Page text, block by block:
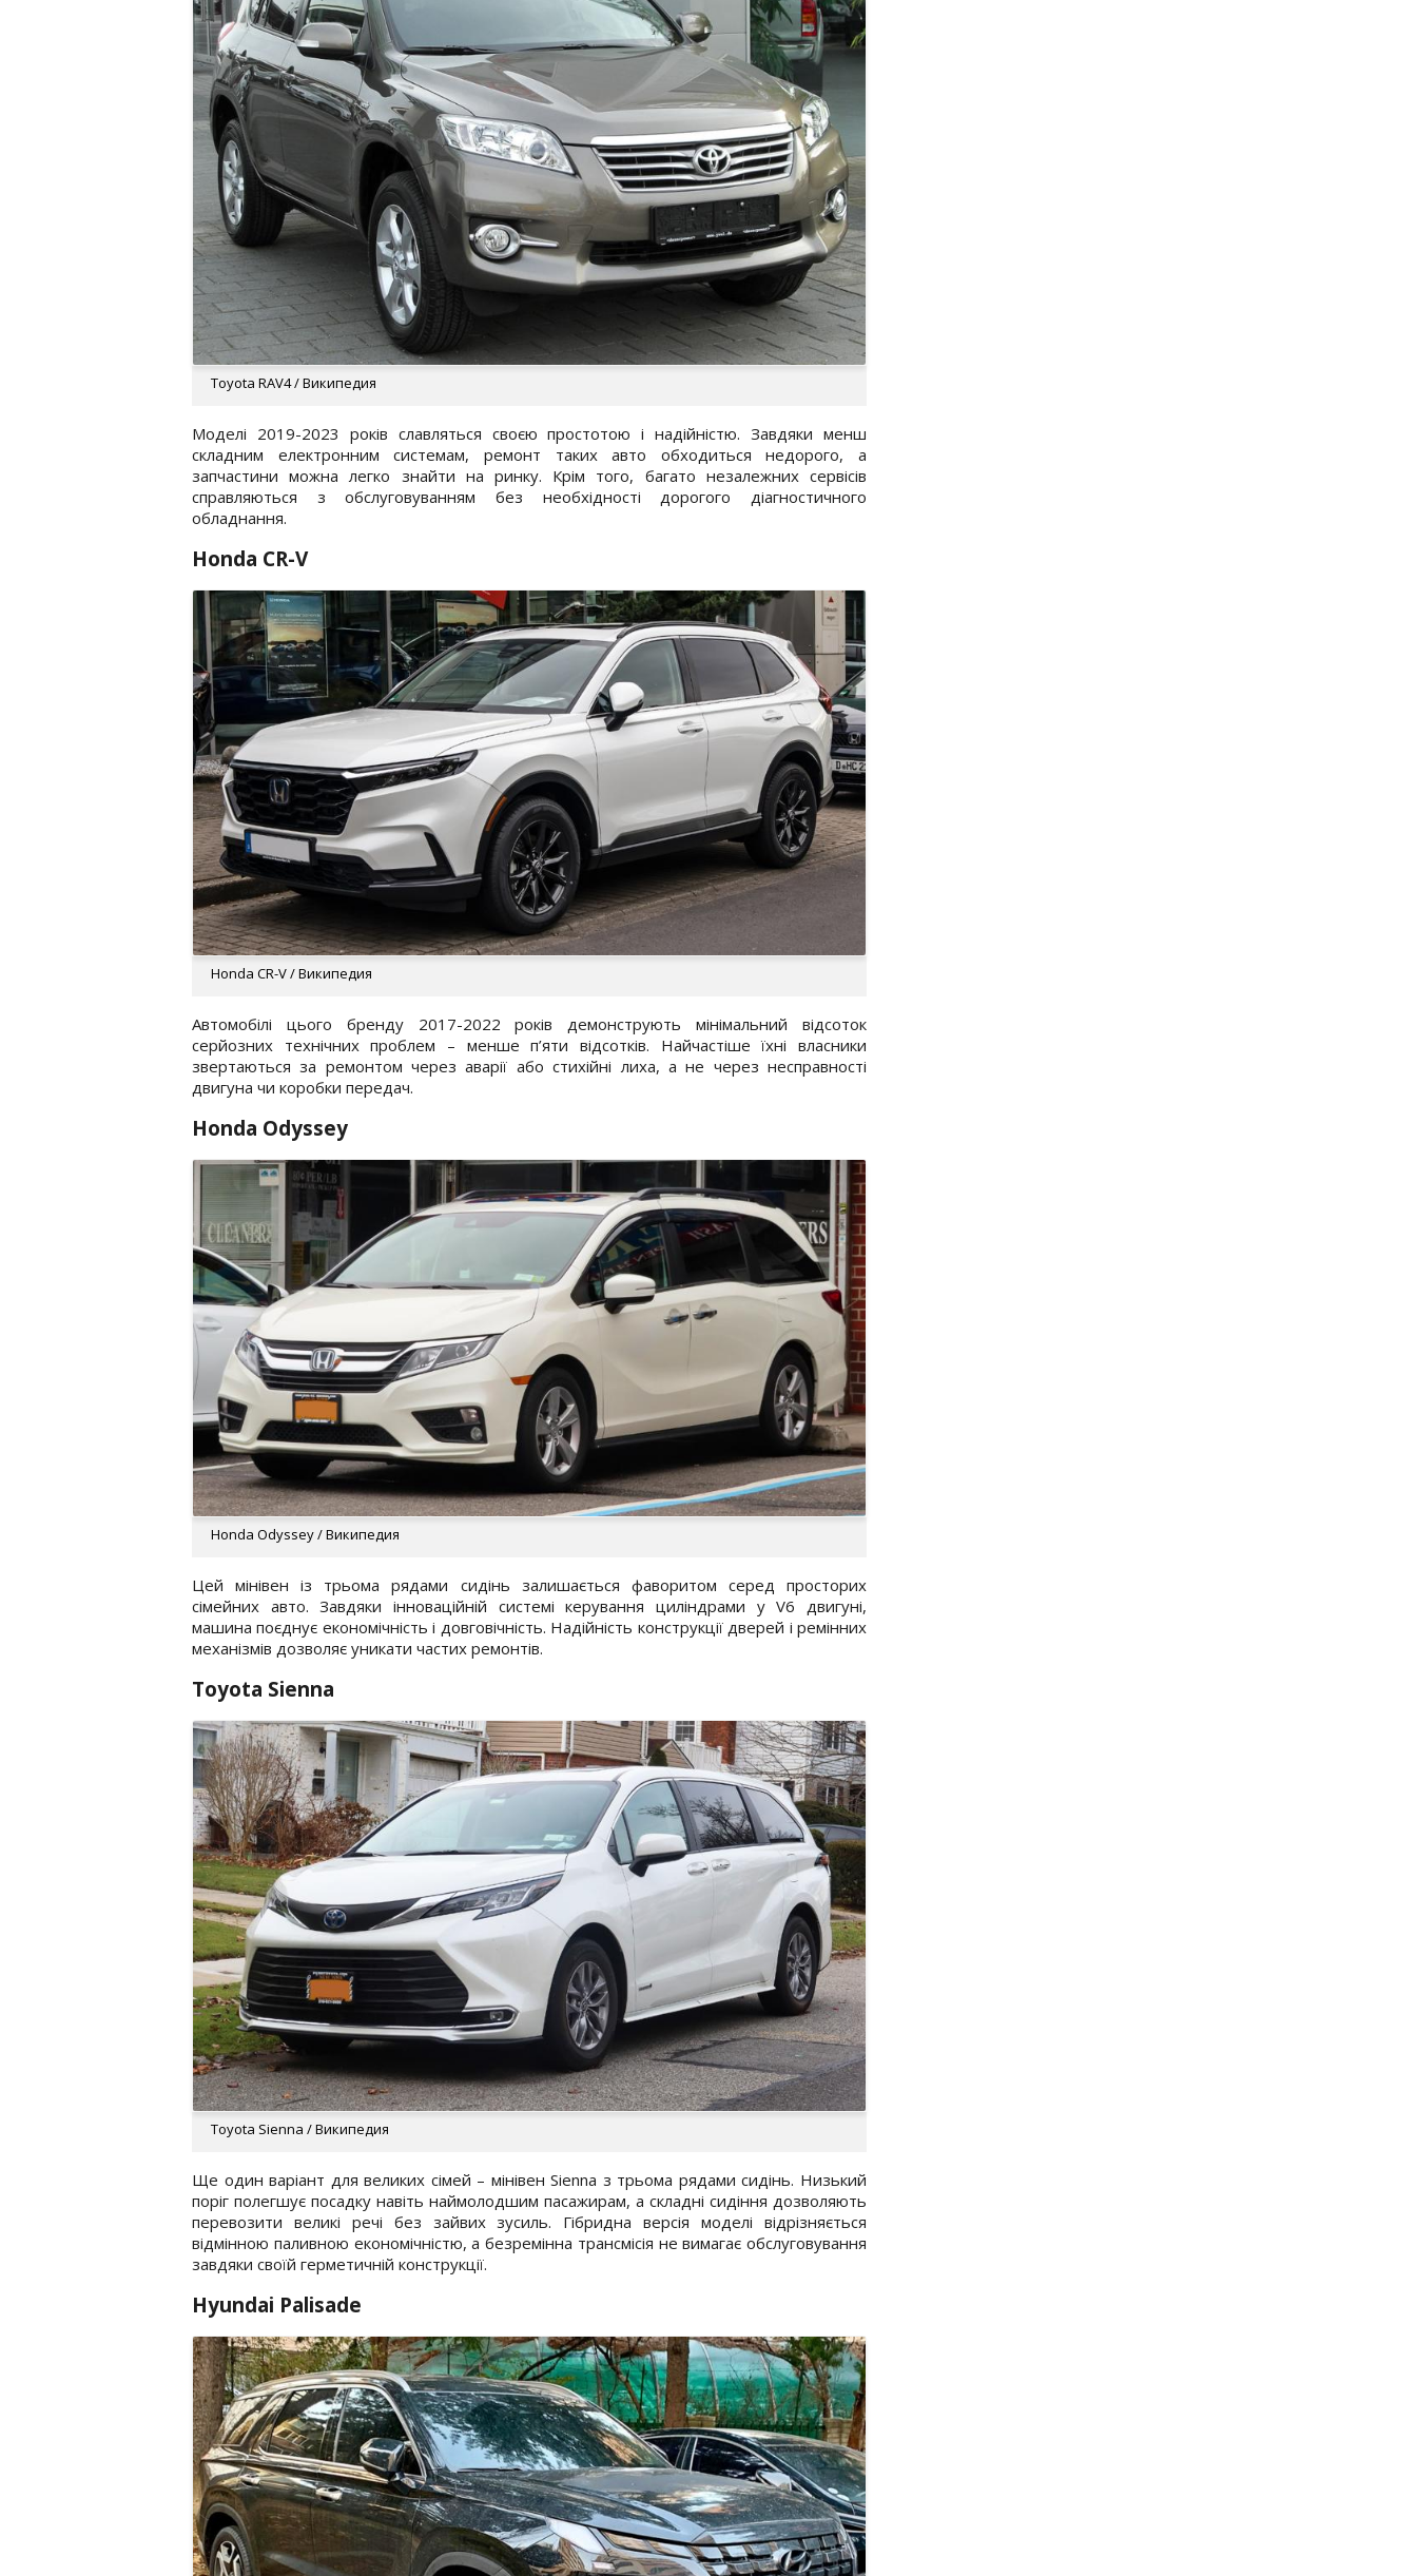
Toyota RAV4 / Википедия
Моделі 2019-2023 років славляться своєю простотою і надійністю. Завдяки менш
складним електронним системам, ремонт таких авто обходиться недорого, а
запчастини можна легко знайти на ринку. Крім того, багато незалежних сервісів
справляються з обслуговуванням без необхідності дорогого діагностичного
обладнання.
Honda CR-V
Honda CR-V / Википедия
Автомобілі цього бренду 2017-2022 років демонструють мінімальний відсоток
серйозних технічних проблем – менше п’яти відсотків. Найчастіше їхні власники
звертаються за ремонтом через аварії або стихійні лиха, а не через несправності
двигуна чи коробки передач.
Honda Odyssey
Honda Odyssey / Википедия
Цей мінівен із трьома рядами сидінь залишається фаворитом серед просторих
сімейних авто. Завдяки інноваційній системі керування циліндрами у V6 двигуні,
машина поєднує економічність і довговічність. Надійність конструкції дверей і ремінних
механізмів дозволяє уникати частих ремонтів.
Toyota Sienna
Toyota Sienna / Википедия
Ще один варіант для великих сімей – мінівен Sienna з трьома рядами сидінь. Низький
поріг полегшує посадку навіть наймолодшим пасажирам, а складні сидіння дозволяють
перевозити великі речі без зайвих зусиль. Гібридна версія моделі відрізняється
відмінною паливною економічністю, а безремінна трансмісія не вимагає обслуговування
завдяки своїй герметичній конструкції.
Hyundai Palisade